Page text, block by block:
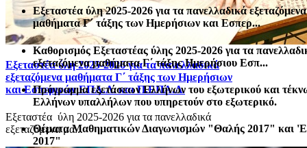
Εξεταστέα ύλη 2025-2026 για τα πανελλαδικά
εξεταζόμενα μαθήματα Γ΄ τάξης των Ημερήσιων
και Εσπερινών ΕΠΑ.Λ. και Π.ΕΠΑ.Λ.
Εξεταστέα ύλη 2025-2026 για τα πανελλαδικά
εξεταζόμενα μα...
Εξεταστέα ύλη 2025-2026 για τα πανελλαδικά εξεταζόμενα
μαθήματα Γ΄ τάξης των Ημερήσιων και Εσπερ...
Καθορισμός Eξεταστέας ύλης 2025-2026 για τα
εξεταζόμενα μαθήματα Γ΄ τάξης Ημερήσιου Εσπ...
Πρόγραμμα εξετάσεων Ελλήνων του εξωτερικού και
Ελλήνων υπαλλήλων που υπηρετούν στο εξωτερικό.
Θέματα Μαθηματικών Διαγωνισμών "Θαλής 2017" και
2017"